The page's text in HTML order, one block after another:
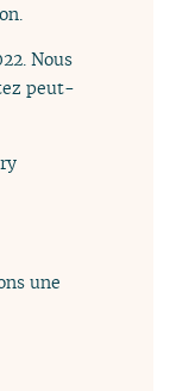
Nous
peut-
une